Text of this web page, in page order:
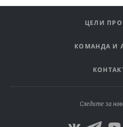
ЦЕЛИ
КОМАНДА И
Следите за